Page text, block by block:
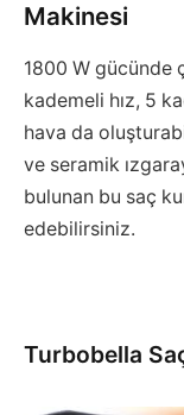
Makinesi
1800 W gücünde
kademeli hız, 5
hava da
ve seramik
bulunan bu saç
edebilirsiniz.
Turbobella